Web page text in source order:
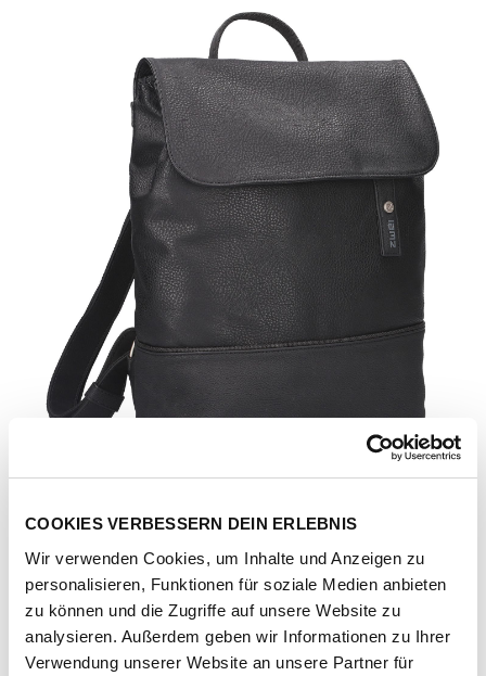
COOKIES VERBESSERN DEIN ERLEBNIS
Wir verwenden Cookies, um Inhalte und Anzeigen zu
personalisieren, Funktionen für soziale Medien anbieten
zu können und die Zugriffe auf unsere Website zu
analysieren. Außerdem geben wir Informationen zu Ihrer
Verwendung unserer Website an unsere Partner für
Artikel-Nr.143040-1012-1001